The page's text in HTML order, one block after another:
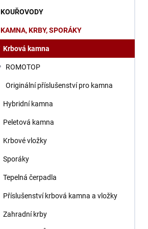
KOUŘOVODY
KAMNA, KRBY, SPORÁKY
Krbová kamna
ROMOTOP
Originální příslušenství pro kamna
Hybridní kamna
Peletová kamna
Krbové vložky
Sporáky
Tepelná čerpadla
Příslušenství krbová kamna a vložky
Zahradní krby